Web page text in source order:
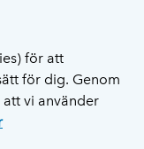
för att
för dig. Genom
vi använder